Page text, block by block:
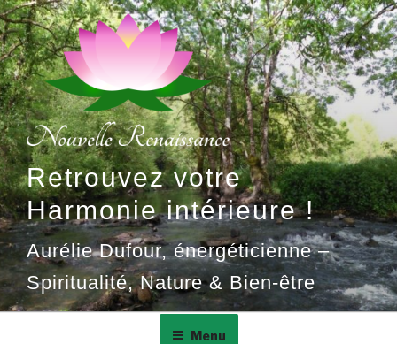
Aller
au
contenu
principal
Retrouvez votre
Harmonie intérieure !
Aurélie Dufour, énergéticienne –
Spiritualité, Nature & Bien-être
Menu